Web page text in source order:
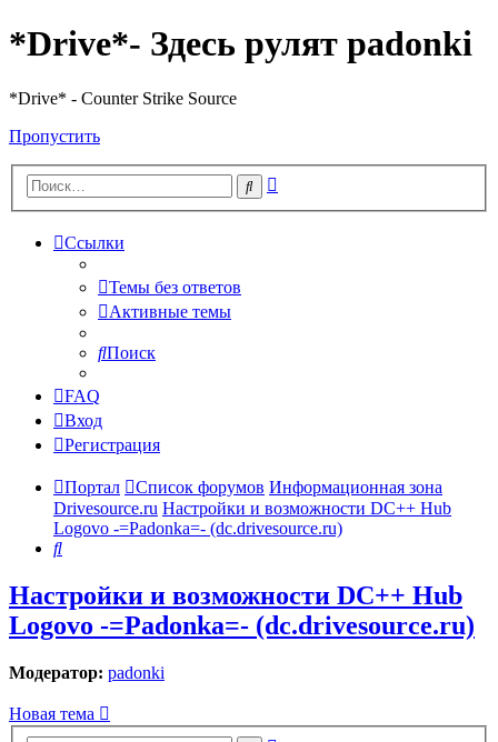
*Drive*- Здесь рулят padonki
*Drive* - Counter Strike Source
Пропустить
Поиск
Ссылки
Темы без ответов
Активные темы
Поиск
FAQ
Вход
Регистрация
Портал Список форумов Информационная зона
Drivesource.ru Настройки и возможности DC++ Hub
Logovo -=Padonka=- (dc.drivesource.ru)
Поиск
Настройки и возможности DC++ Hub
Logovo -=Padonka=- (dc.drivesource.ru)
Модератор: padonki
Новая тема